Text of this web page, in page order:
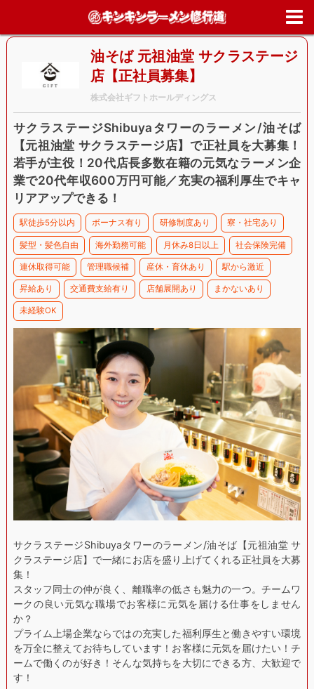
>東京都>渋谷区>油そば 元祖油堂 サクラステージ
油そば 元祖油堂 サクラステージ
店【正社員募集】
株式会社ギフトホールディングス
サクラステージShibuyaタワーのラーメン/油そば
【元祖油堂 サクラステージ店】で正社員を大募集！
若手が主役！20代店長多数在籍の元気なラーメン企
業で20代年収600万円可能／充実の福利厚生でキャ
リアアップできる！
駅徒歩5分以内 ボーナス有り 研修制度あり 寮・社宅あり
髪型・髪色自由 海外勤務可能 月休み8日以上 社会保険完備
連休取得可能 管理職候補 産休・育休あり 駅から激近
昇給あり 交通費支給有り 店舗展開あり まかないあり
未経験OK
サクラステージShibuyaタワーのラーメン/油そば【元祖油堂 サ
クラステージ店】で一緒にお店を盛り上げてくれる正社員を大募
集！
スタッフ同士の仲が良く、離職率の低さも魅力の一つ。チームワ
ークの良い元気な職場でお客様に元気を届ける仕事をしません
か？
プライム上場企業ならではの充実した福利厚生と働きやすい環境
を万全に整えてお待ちしています！お客様に元気を届けたい！チ
ームで働くのが好き！そんな気持ちを大切にできる方、大歓迎で
す！